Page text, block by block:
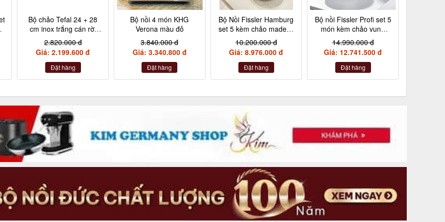
Bộ chảo Tefal 24 + 28
cm inox trắng cán rời
L9409202
2.820.000 đ
Giá: 2.199.600 đ
Đặt hàng
Bộ nồi 4 món KHG
Verona màu đỏ
3.840.000 đ
Giá: 3.340.800 đ
Đặt hàng
Bộ Nồi Fissler Hamburg
set 5 kèm chảo made in
Germany nội địa Đức
10.200.000 đ
Giá: 8.976.000 đ
Đặt hàng
Bộ nồi Fissler Profi set 5
món kèm chảo vung
kính made in Germany
14.990.000 đ
Giá: 12.741.500 đ
Đặt hàng